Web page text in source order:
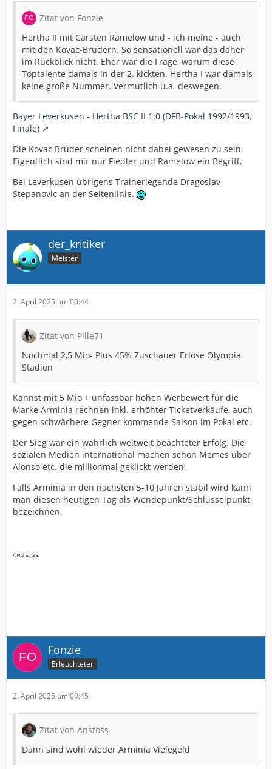
Zitat von Fonzie
Hertha II mit Carsten Ramelow und - ich meine - auch
mit den Kovac-Brüdern. So sensationell war das daher
im Rückblick nicht. Eher war die Frage, warum diese
Toptalente damals in der 2. kickten. Hertha I war damals
keine große Nummer. Vermutlich u.a. deswegen.
Bayer Leverkusen - Hertha BSC II 1:0 (DFB-Pokal 1992/1993,
Finale)
Die Kovac Brüder scheinen nicht dabei gewesen zu sein.
Eigentlich sind mir nur Fiedler und Ramelow ein Begriff,
Bei Leverkusen übrigens Trainerlegende Dragoslav
Stepanovic an der Seitenlinie.
der_kritiker
Meister
2. April 2025 um 00:44
Zitat von Pille71
Nochmal 2,5 Mio- Plus 45% Zuschauer Erlöse Olympia
Stadion
Kannst mit 5 Mio + unfassbar hohen Werbewert für die
Marke Arminia rechnen inkl. erhöhter Ticketverkäufe, auch
gegen schwächere Gegner kommende Saison im Pokal etc.
Der Sieg war ein wahrlich weltweit beachteter Erfolg. Die
sozialen Medien international machen schon Memes über
Alonso etc. die millionmal geklickt werden.
Falls Arminia in den nächsten 5-10 Jahren stabil wird kann
man diesen heutigen Tag als Wendepunkt/Schlüsselpunkt
bezeichnen.
Fonzie
Erleuchteter
2. April 2025 um 00:45
Zitat von Anstoss
Dann sind wohl wieder Arminia Vielegeld